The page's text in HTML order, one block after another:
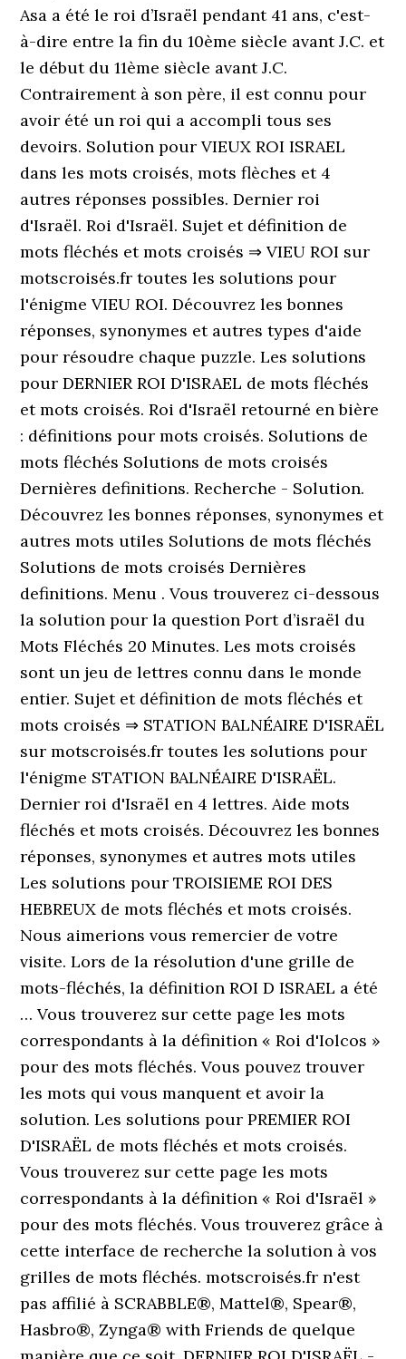
Asa a été le roi d’Israël pendant 41 ans, c'est-
à-dire entre la fin du 10ème siècle avant J.C. et
le début du 11ème siècle avant J.C.
Contrairement à son père, il est connu pour
avoir été un roi qui a accompli tous ses
devoirs. Solution pour VIEUX ROI ISRAEL
dans les mots croisés, mots flèches et 4
autres réponses possibles. Dernier roi
d'Israël. Roi d'Israël. Sujet et définition de
mots fléchés et mots croisés ⇒ VIEU ROI sur
motscroisés.fr toutes les solutions pour
l'énigme VIEU ROI. Découvrez les bonnes
réponses, synonymes et autres types d'aide
pour résoudre chaque puzzle. Les solutions
pour DERNIER ROI D'ISRAEL de mots fléchés
et mots croisés. Roi d'Israël retourné en bière
: définitions pour mots croisés. Solutions de
mots fléchés Solutions de mots croisés
Dernières definitions. Recherche - Solution.
Découvrez les bonnes réponses, synonymes et
autres mots utiles Solutions de mots fléchés
Solutions de mots croisés Dernières
definitions. Menu . Vous trouverez ci-dessous
la solution pour la question Port d’israël du
Mots Fléchés 20 Minutes. Les mots croisés
sont un jeu de lettres connu dans le monde
entier. Sujet et définition de mots fléchés et
mots croisés ⇒ STATION BALNÉAIRE D'ISRAËL
sur motscroisés.fr toutes les solutions pour
l'énigme STATION BALNÉAIRE D'ISRAËL.
Dernier roi d'Israël en 4 lettres. Aide mots
fléchés et mots croisés. Découvrez les bonnes
réponses, synonymes et autres mots utiles
Les solutions pour TROISIEME ROI DES
HEBREUX de mots fléchés et mots croisés.
Nous aimerions vous remercier de votre
visite. Lors de la résolution d'une grille de
mots-fléchés, la définition ROI D ISRAEL a été
… Vous trouverez sur cette page les mots
correspondants à la définition « Roi d'Iolcos »
pour des mots fléchés. Vous pouvez trouver
les mots qui vous manquent et avoir la
solution. Les solutions pour PREMIER ROI
D'ISRAËL de mots fléchés et mots croisés.
Vous trouverez sur cette page les mots
correspondants à la définition « Roi d'Israël »
pour des mots fléchés. Vous trouverez grâce à
cette interface de recherche la solution à vos
grilles de mots fléchés. motscroisés.fr n'est
pas affilié à SCRABBLE®, Mattel®, Spear®,
Hasbro®, Zynga® with Friends de quelque